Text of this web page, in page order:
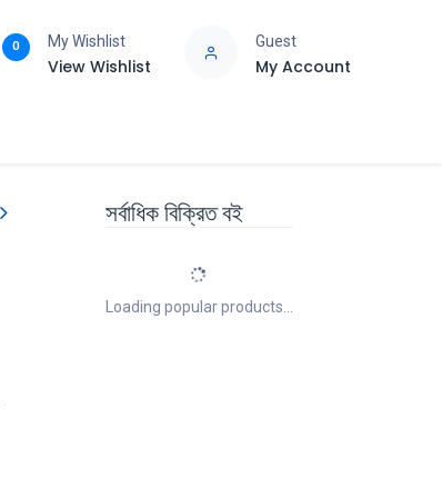
0 My Wishlist
View Wishlist
Guest
My Account
সর্বাধিক বিক্রিত বই
Loading popular products...